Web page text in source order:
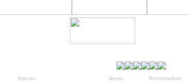
Кратко Цены Фотоальбом